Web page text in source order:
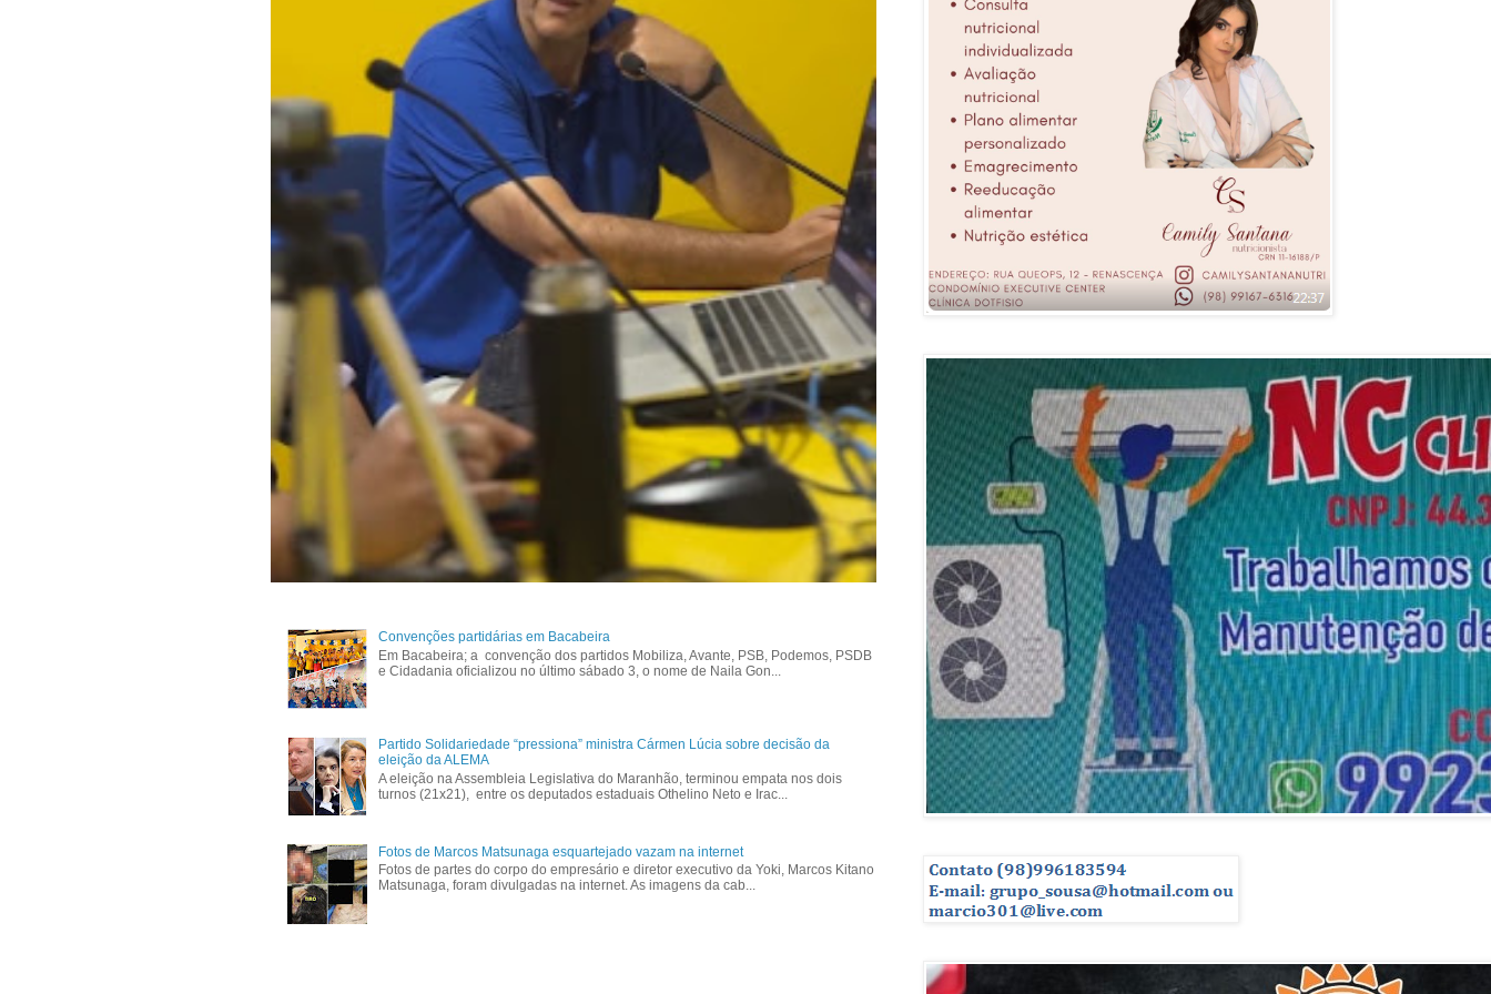
Convenções partidárias em Bacabeira
Em Bacabeira; a convenção dos partidos Mobiliza, Avante, PSB, Podemos, PSDB
e Cidadania oficializou no último sábado 3, o nome de Naila Gon...
Partido Solidariedade “pressiona” ministra Cármen Lúcia sobre decisão da
eleição da ALEMA
A eleição na Assembleia Legislativa do Maranhão, terminou empata nos dois
turnos (21x21), entre os deputados estaduais Othelino Neto e Irac...
Fotos de Marcos Matsunaga esquartejado vazam na internet
Fotos de partes do corpo do empresário e diretor executivo da Yoki, Marcos Kitano
Matsunaga, foram divulgadas na internet. As imagens da cab...